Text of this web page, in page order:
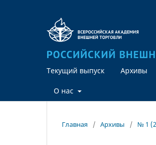
Текущий выпуск Архивы
О нас
Главная / Архивы / № 1